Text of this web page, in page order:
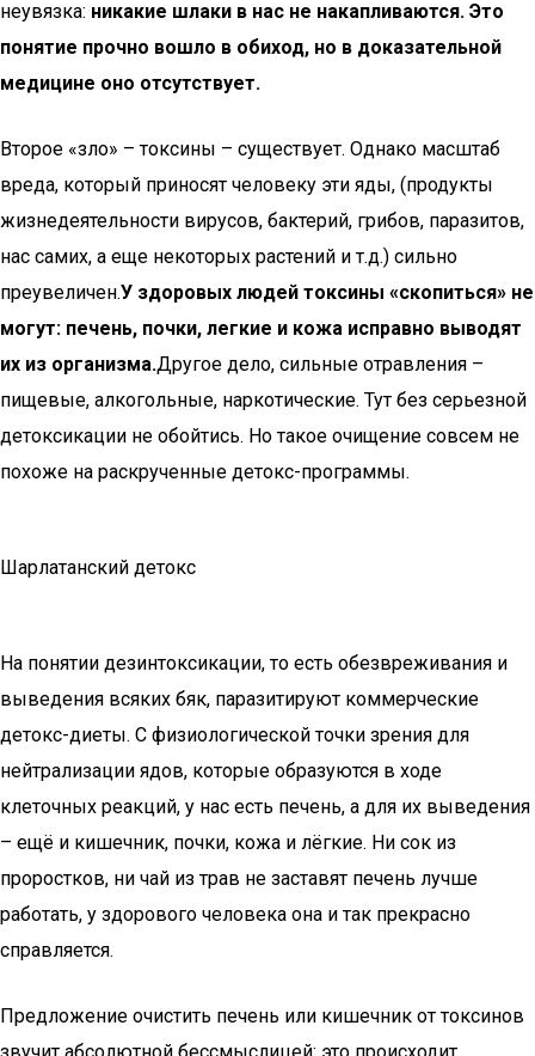
неувязка: никакие шлаки в нас не накапливаются. Это
понятие прочно вошло в обиход, но в доказательной
медицине оно отсутствует.
Второе «зло» – токсины – существует. Однако масштаб
вреда, который приносят человеку эти яды, (продукты
жизнедеятельности вирусов, бактерий, грибов, паразитов,
нас самих, а еще некоторых растений и т.д.) сильно
преувеличен.У здоровых людей токсины «скопиться» не
могут: печень, почки, легкие и кожа исправно выводят
их из организма.Другое дело, сильные отравления –
пищевые, алкогольные, наркотические. Тут без серьезной
детоксикации не обойтись. Но такое очищение совсем не
похоже на раскрученные детокс-программы.
Шарлатанский детокс
На понятии дезинтоксикации, то есть обезвреживания и
выведения всяких бяк, паразитируют коммерческие
детокс-диеты. С физиологической точки зрения для
нейтрализации ядов, которые образуются в ходе
клеточных реакций, у нас есть печень, а для их выведения
– ещё и кишечник, почки, кожа и лёгкие. Ни сок из
проростков, ни чай из трав не заставят печень лучше
работать, у здорового человека она и так прекрасно
справляется.
Предложение очистить печень или кишечник от токсинов